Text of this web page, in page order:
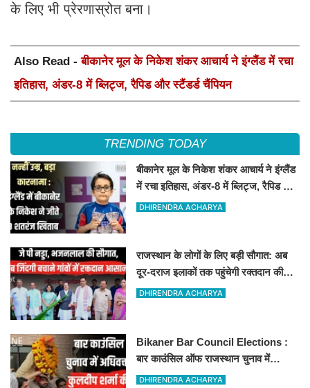
के लिए भी प्रेरणास्रोत बना।
Also Read -बीकानेर मूल के निकेश शंकर आचार्य ने इंग्लैंड में रचा
इतिहास, अंडर-8 में ब्लिट्ज, रैपिड और स्टैंडर्ड चैंपियन
TRENDING TODAY
बीकानेर मूल के निकेश शंकर आचार्य ने इंग्लैंड
में रचा इतिहास, अंडर-8 में ब्लिट्ज, रैपिड और
स्टैंडर्ड चैंपियन
DHIRENDRA ACHARYA
राजस्थान के लोगों के लिए बड़ी सौगात: अब
दूर-दराज इलाकों तक पहुंचेगी रक्तदान की
सुविधा, 10 अत्याधुनिक वाहन रवाना
DHIRENDRA ACHARYA
Bikaner Bar Council Elections :
बार काउंसिल ऑफ राजस्थान चुनाव में
बीकानेर के अधिवक्ता कुलदीप कुमार शर्मा की
DHIRENDRA ACHARYA